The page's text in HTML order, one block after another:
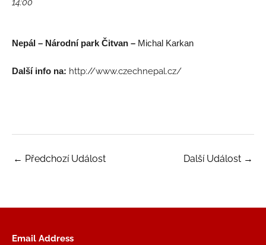
14:00
Nepál – Národní park Čitvan – Michal Karkan
Další info na: http://www.czechnepal.cz/
← Předchozí Událost Další Událost →
Email Address